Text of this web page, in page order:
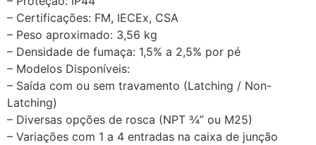
– Certificações: FM, IECEx, CSA
– Peso aproximado: 3,56 kg
– Densidade de fumaça: 1,5% a 2,5% por pé
– Modelos Disponíveis:
– Saída com ou sem travamento (Latching / Non-
Latching)
– Diversas opções de rosca (NPT ¾” ou M25)
– Variações com 1 a 4 entradas na caixa de junção